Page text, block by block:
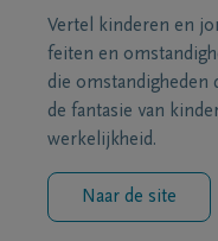
Vertel kinderen en
feiten en
die omstandigheden
de fantasie van
werkelijkheid.
Naar de site